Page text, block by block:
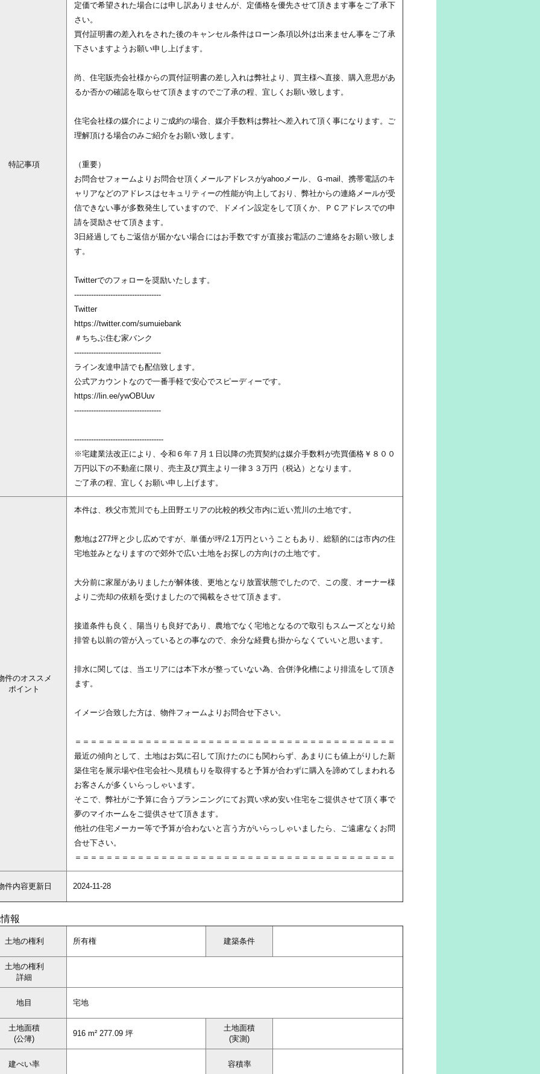
特記事項
定価で希望された場合には申し訳ありませんが、定価格を優先させて頂きます事をご了承下
さい。
買付証明書の差入れをされた後のキャンセル条件はローン条項以外は出来ません事をご了承
下さいますようお願い申し上げます。
尚、住宅販売会社様からの買付証明書の差し入れは弊社より、買主様へ直接、購入意思があ
るか否かの確認を取らせて頂きますのでご了承の程、宜しくお願い致します。
住宅会社様の媒介によりご成約の場合、媒介手数料は弊社へ差入れて頂く事になります。ご
理解頂ける場合のみご紹介をお願い致します。
（重要）
お問合せフォームよりお問合せ頂くメールアドレスがyahooメール、Ｇ-mail、携帯電話のキ
ャリアなどのアドレスはセキュリティーの性能が向上しており、弊社からの連絡メールが受
信できない事が多数発生していますので、ドメイン設定をして頂くか、ＰＣアドレスでの申
請を奨励させて頂きます。
3日経過してもご返信が届かない場合にはお手数ですが直接お電話のご連絡をお願い致しま
す。
Twitterでのフォローを奨励いたします。
------------------------------------
Twitter
https://twitter.com/sumuiebank
＃ちちぶ住む家バンク
------------------------------------
ライン友達申請でも配信致します。
公式アカウントなので一番手軽で安心でスピーディーです。
https://lin.ee/ywOBUuv
------------------------------------
-------------------------------------
※宅建業法改正により、令和６年７月１日以降の売買契約は媒介手数料が売買価格￥８００
万円以下の不動産に限り、売主及び買主より一律３３万円（税込）となります。
ご了承の程、宜しくお願い申し上げます。
件のオススメ
ポイント
本件は、秩父市荒川でも上田野エリアの比較的秩父市内に近い荒川の土地です。
敷地は277坪と少し広めですが、単価が坪/2.1万円ということもあり、総額的には市内の住
宅地並みとなりますので郊外で広い土地をお探しの方向けの土地です。
大分前に家屋がありましたが解体後、更地となり放置状態でしたので、この度、オーナー様
よりご売却の依頼を受けましたので掲載をさせて頂きます。
接道条件も良く、陽当りも良好であり、農地でなく宅地となるので取引もスムーズとなり給
排管も以前の管が入っているとの事なので、余分な経費も掛からなくていいと思います。
排水に関しては、当エリアには本下水が整っていない為、合併浄化槽により排流をして頂き
ます。
イメージ合致した方は、物件フォームよりお問合せ下さい。
＝＝＝＝＝＝＝＝＝＝＝＝＝＝＝＝＝＝＝＝＝＝＝＝＝＝＝＝＝＝＝＝＝＝＝＝＝＝＝＝＝
最近の傾向として、土地はお気に召して頂けたのにも関わらず、あまりにも値上がりした新
築住宅を展示場や住宅会社へ見積もりを取得すると予算が合わずに購入を諦めてしまわれる
お客さんが多くいらっしゃいます。
そこで、弊社がご予算に合うプランニングにてお買い求め安い住宅をご提供させて頂く事で
夢のマイホームをご提供させて頂きます。
他社の住宅メーカー等で予算が合わないと言う方がいらっしゃいましたら、ご遠慮なくお問
合せ下さい。
＝＝＝＝＝＝＝＝＝＝＝＝＝＝＝＝＝＝＝＝＝＝＝＝＝＝＝＝＝＝＝＝＝＝＝＝＝＝＝＝＝
件内容更新日 2024-11-28
報
土地の権利 所有権 建築条件
土地の権利
詳細
地目 宅地
土地面積
(公簿)
916 m² 277.09 坪
土地面積
(実測)
建ぺい率 容積率